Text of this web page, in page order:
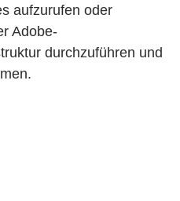
aufzurufen oder
Adobe-
durchzuführen und